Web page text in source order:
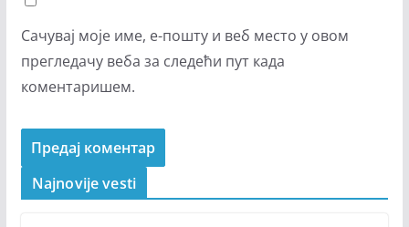
Сачувај моје име, е-пошту и веб место у овом
прегледачу веба за следећи пут када
коментаришем.
Najnovije vesti